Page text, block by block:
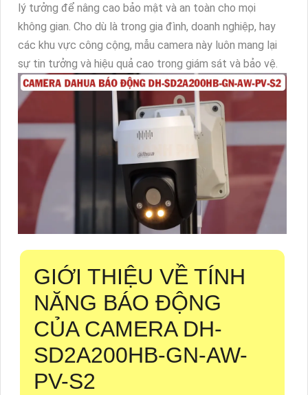
lý tưởng để nâng cao bảo mật và an toàn cho mọi
không gian. Cho dù là trong gia đình, doanh nghiệp, hay
các khu vực công cộng, mẫu camera này luôn mang lại
sự tin tưởng và hiệu quả cao trong giám sát và bảo vệ.
GIỚI THIỆU VỀ TÍNH
NĂNG BÁO ĐỘNG
CỦA CAMERA DH-
SD2A200HB-GN-AW-
PV-S2